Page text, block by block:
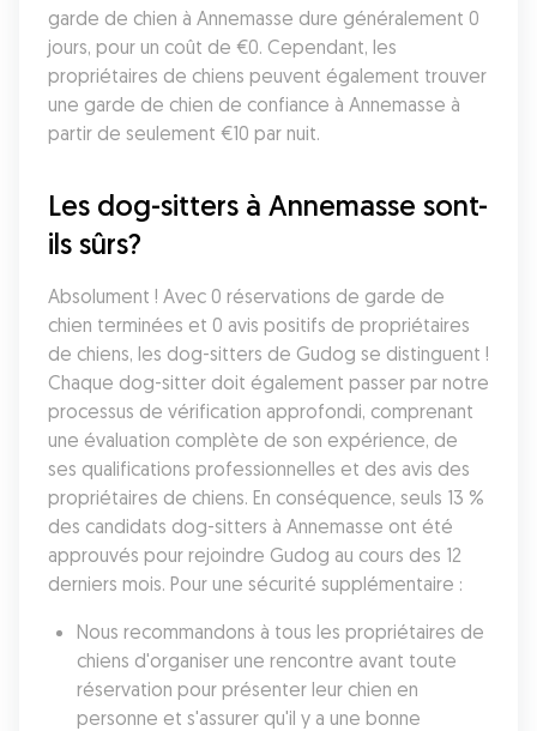
garde de chien à Annemasse dure généralement 0
jours, pour un coût de €0. Cependant, les
propriétaires de chiens peuvent également trouver
une garde de chien de confiance à Annemasse à
partir de seulement €10 par nuit.
Les dog-sitters à Annemasse sont-
ils sûrs?
Absolument ! Avec 0 réservations de garde de
chien terminées et 0 avis positifs de propriétaires
de chiens, les dog-sitters de Gudog se distinguent !
Chaque dog-sitter doit également passer par notre
processus de vérification approfondi, comprenant
une évaluation complète de son expérience, de
ses qualifications professionnelles et des avis des
propriétaires de chiens. En conséquence, seuls 13 %
des candidats dog-sitters à Annemasse ont été
approuvés pour rejoindre Gudog au cours des 12
derniers mois. Pour une sécurité supplémentaire :
Nous recommandons à tous les propriétaires de
chiens d'organiser une rencontre avant toute
réservation pour présenter leur chien en
personne et s'assurer qu'il y a une bonne